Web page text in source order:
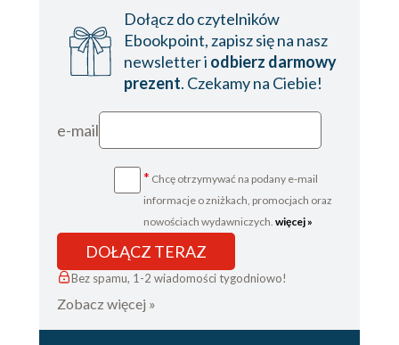
Dołącz do czytelników
Ebookpoint, zapisz się na nasz
newsletter i odbierz darmowy
prezent. Czekamy na Ciebie!
e-mail
* Chcę otrzymywać na podany e-mail
informacje o zniżkach, promocjach oraz
nowościach wydawniczych. więcej »
DOŁĄCZ TERAZ
Bez spamu, 1-2 wiadomości tygodniowo!
Zobacz więcej »